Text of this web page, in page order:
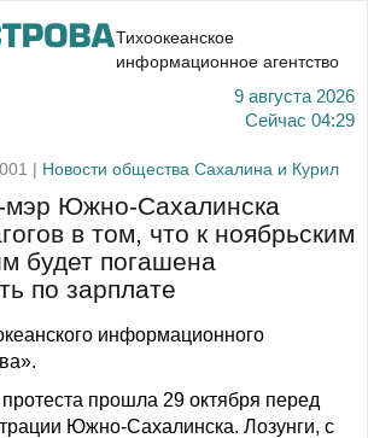
Тихоокеанское
информационное агентство
9 августа 2026
Сейчас 04:29
| Новости общества Сахалина и Курил
Южно-Сахалинска
в том, что к ноябрьским
будет погашена
по зарплате
информационного
прошла 29 октября перед
Южно-Сахалинска. Лозунги, с